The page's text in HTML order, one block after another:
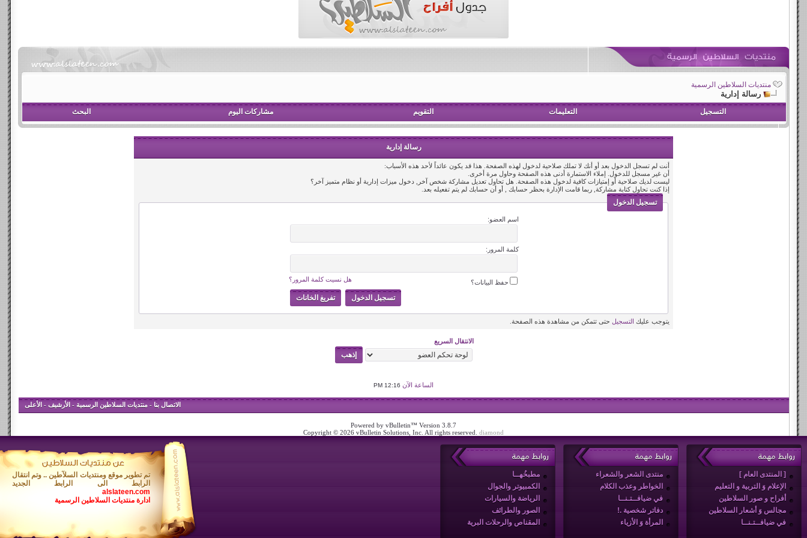
منتديات السلاطين الرسمية
رسالة إدارية
التسجيل التعليمات التقويم مشاركات اليوم البحث
رسالة إدارية
أنت لم تسجل الدخول بعد أو أنك لا تملك صلاحية لدخول لهذه الصفحة. هذا قد يكون عائداً لأحد هذه الأسباب:
أن غير مسجل للدخول. إملاء الاستمارة أدنى هذه الصفحة وحاول مرة أخرى.
ليست لديك صلاحية أو إمتيازات كافية لدخول هذه الصفحة. هل تحاول تعديل مشاركة شخص آخر, دخول ميزات إدارية أو نظام متميز آخر؟
إذا كنت تحاول كتابة مشاركة, ربما قامت الإدارة بحظر حسابك , أو أن حسابك لم يتم تفعيله بعد.
تسجيل الدخول
اسم العضو:
كلمة المرور:
هل نسيت كلمة المرور؟ حفظ البيانات؟
يتوجب عليك التسجيل حتى تتمكن من مشاهدة هذه الصفحة.
الانتقال السريع
الساعة الآن 12:16 PM
الاتصال بنا -منتديات السلاطين الرسمية - الأرشيف - الأعلى
Powered by vBulletin™ Version 3.8.7
Copyright © 2026 vBulletin Solutions, Inc. All rights reserved. diamond
روابط مهمة
[ المنتدى العام ]
الإعلام وَ التربية و التعليم
أفراح و صور السلاطين
مجالس وَ أشعار السلاطين
في ضيافــتـنــا
روابط مهمة
منتدى الشعر والشعراء
الخواطر وعذب الكلام
في ضيافــتـنــا
دفاتر شخصية .!
المرأة وَ الأزياء
روابط مهمة
مطبخُهــا
الكمبيوتر والجوال
الرياضة والسيارات
الصور والطرائف
المقناص والرحلات البرية
تم تطوير موقع ومنتديات السلآطين .. وتم انتقال
الرابط الى الرابط الجديد
alslateen.com
ادارة منتديات السلاطين الرسمية